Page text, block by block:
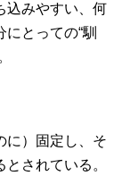
込みやすい、何
とっての“馴
に）固定し、そ
されている。